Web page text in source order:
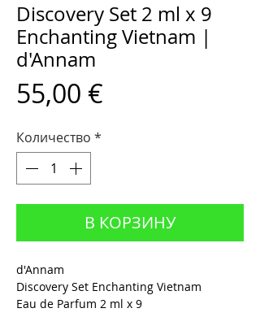
Discovery Set 2 ml x 9
Enchanting Vietnam |
d'Annam
55,00 €
Количество *
В КОРЗИНУ
d'Annam
Discovery Set Enchanting Vietnam
Eau de Parfum 2 ml x 9